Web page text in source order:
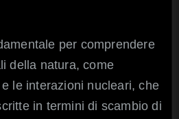
per comprendere
della natura, come
e le interazioni nucleari, che
in termini di scambio di